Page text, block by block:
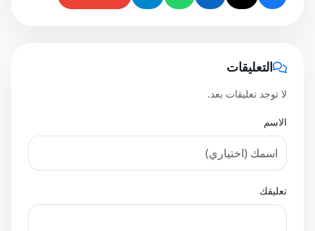
التعليقات
لا توجد تعليقات بعد.
الاسم
تعليقك